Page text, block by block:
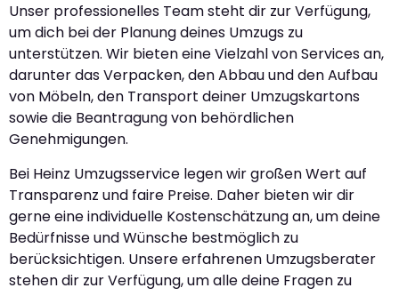
Unser professionelles Team steht dir zur Verfügung,
um dich bei der Planung deines Umzugs zu
unterstützen. Wir bieten eine Vielzahl von Services an,
darunter das Verpacken, den Abbau und den Aufbau
von Möbeln, den Transport deiner Umzugskartons
sowie die Beantragung von behördlichen
Genehmigungen.
Bei Heinz Umzugsservice legen wir großen Wert auf
Transparenz und faire Preise. Daher bieten wir dir
gerne eine individuelle Kostenschätzung an, um deine
Bedürfnisse und Wünsche bestmöglich zu
berücksichtigen. Unsere erfahrenen Umzugsberater
stehen dir zur Verfügung, um alle deine Fragen zu